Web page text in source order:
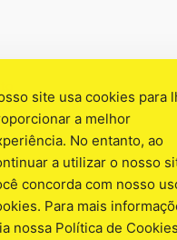
site usa cookies para
a melhor
No entanto, ao
a utilizar o nosso
concorda com nosso
Para mais
nossa Política de Cookies